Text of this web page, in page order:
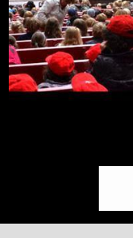
09.08.2026, 16:30
Freilichtbühne an